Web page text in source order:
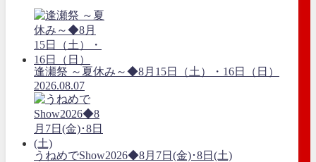
逢瀬祭 ～夏休み～◆8月15日（土）・16日（日）
2026.08.07
うねめでShow2026◆8月7日(金)･8日(土)